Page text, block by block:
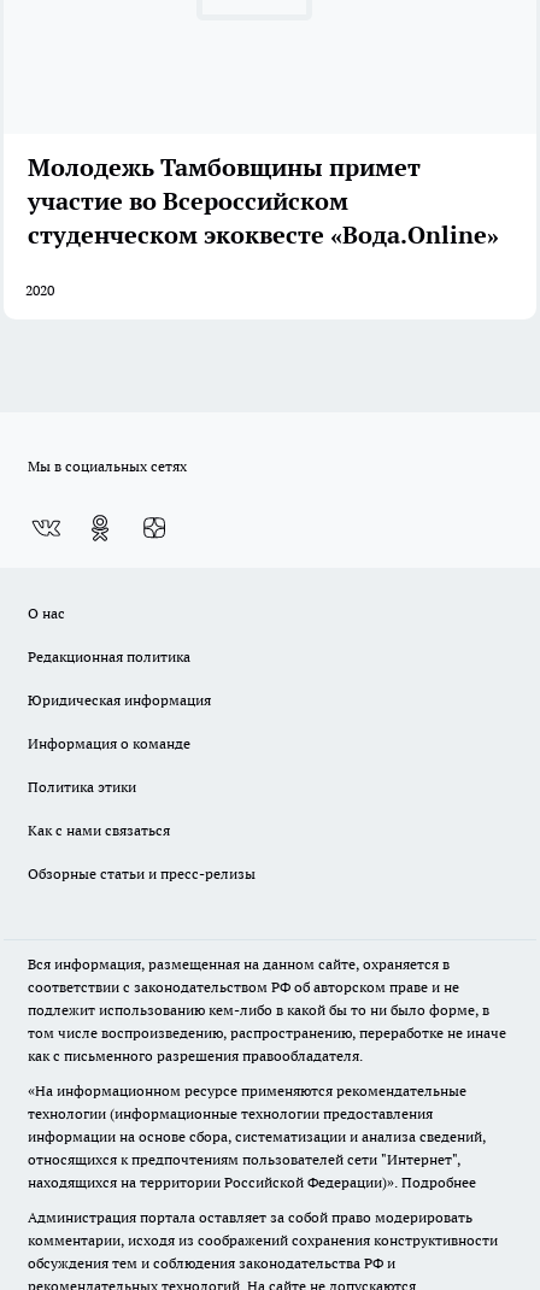
Молодежь Тамбовщины примет
участие во Всероссийском
студенческом экоквесте «Вода.Online»
2020
Мы в социальных сетях
О нас
Редакционная политика
Юридическая информация
Информация о команде
Политика этики
Как с нами связаться
Обзорные статьи и пресс-релизы
Вся информация, размещенная на данном сайте, охраняется в
соответствии с законодательством РФ об авторском праве и не
подлежит использованию кем-либо в какой бы то ни было форме, в
том числе воспроизведению, распространению, переработке не иначе
как с письменного разрешения правообладателя.
«На информационном ресурсе применяются рекомендательные
технологии (информационные технологии предоставления
информации на основе сбора, систематизации и анализа сведений,
относящихся к предпочтениям пользователей сети "Интернет",
находящихся на территории Российской Федерации)». Подробнее
Администрация портала оставляет за собой право модерировать
комментарии, исходя из соображений сохранения конструктивности
обсуждения тем и соблюдения законодательства РФ и
рекомендательных технологий. На сайте не допускаются